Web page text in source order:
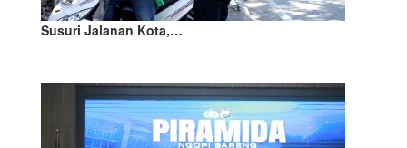
Susuri Jalanan Kota,…